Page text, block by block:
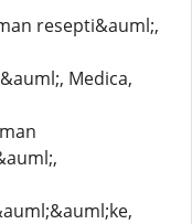
resepti&auml;,
Medica,